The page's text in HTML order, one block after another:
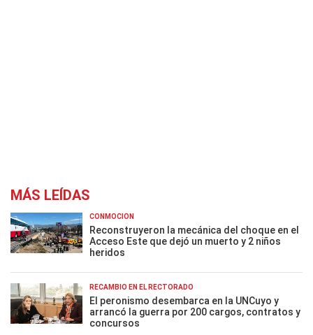
MÁS LEÍDAS
CONMOCIÓN
Reconstruyeron la mecánica del choque en el
Acceso Este que dejó un muerto y 2 niños
heridos
RECAMBIO EN EL RECTORADO
El peronismo desembarca en la UNCuyo y
arrancó la guerra por 200 cargos, contratos y
concursos